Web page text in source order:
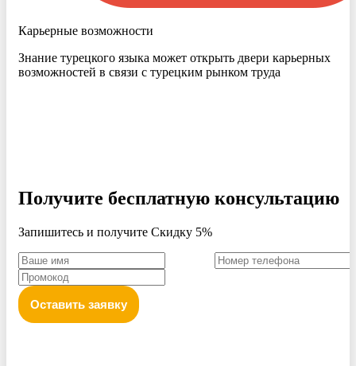
Карьерные возможности
Знание турецкого языка может открыть двери карьерных
возможностей в связи с турецким рынком труда
Получите бесплатную консультацию
Запишитесь и получите Скидку 5%
Оставить заявку